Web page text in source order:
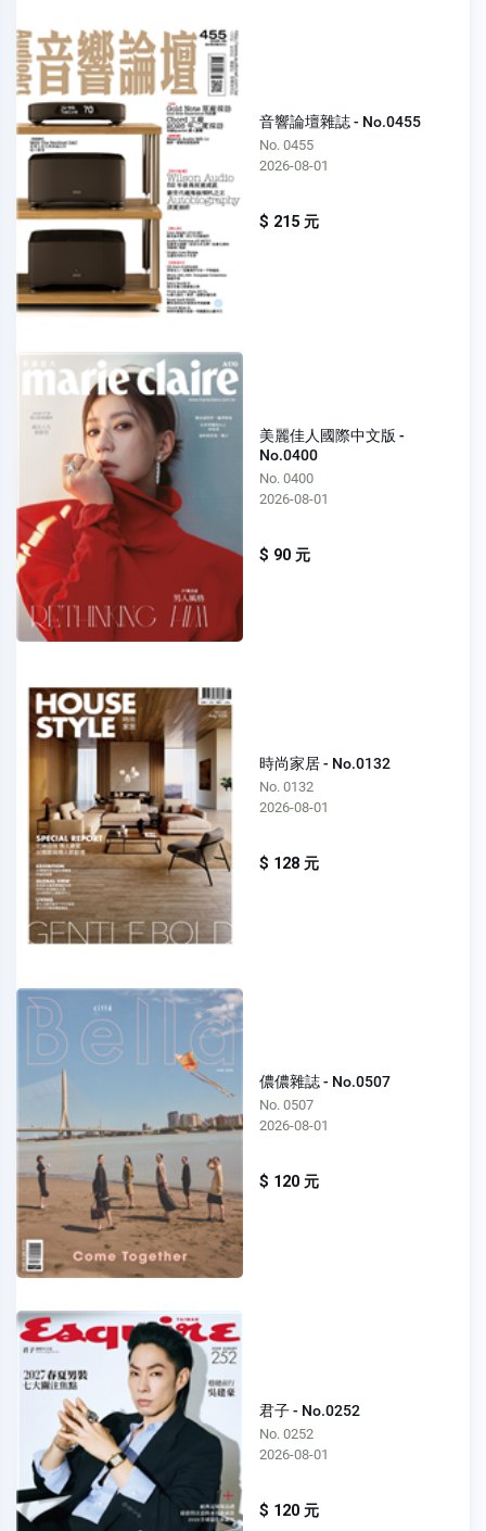
音響論壇雜誌 - No.0455
No. 0455
2026-08-01
$ 215 元
美麗佳人國際中文版 -
No.0400
No. 0400
2026-08-01
$ 90 元
時尚家居 - No.0132
No. 0132
2026-08-01
$ 128 元
儂儂雜誌 - No.0507
No. 0507
2026-08-01
$ 120 元
君子 - No.0252
No. 0252
2026-08-01
$ 120 元